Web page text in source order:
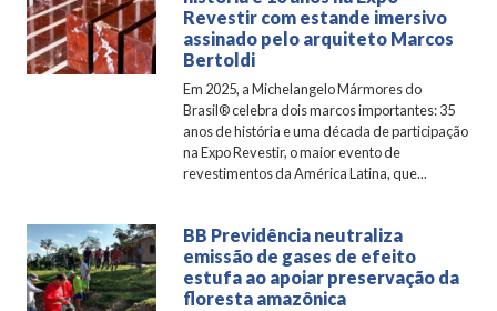
Revestir com estande imersivo
assinado pelo arquiteto Marcos
Bertoldi
Em 2025, a Michelangelo Mármores do
Brasil®️ celebra dois marcos importantes: 35
anos de história e uma década de participação
na Expo Revestir, o maior evento de
revestimentos da América Latina, que...
BB Previdência neutraliza
emissão de gases de efeito
estufa ao apoiar preservação da
floresta amazônica